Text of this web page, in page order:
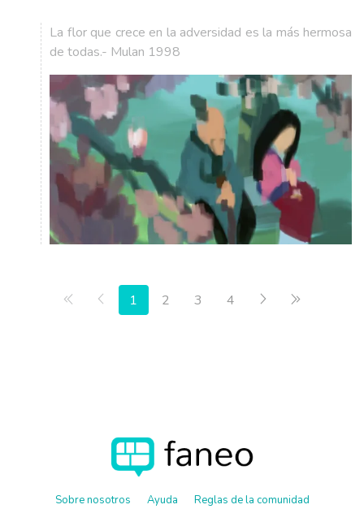
La flor que crece en la adversidad es la más hermosa
de todas.- Mulan 1998
Primera página
Anterior
1 2 3 4 Siguiente
Sobre nosotros Ayuda Reglas de la comunidad